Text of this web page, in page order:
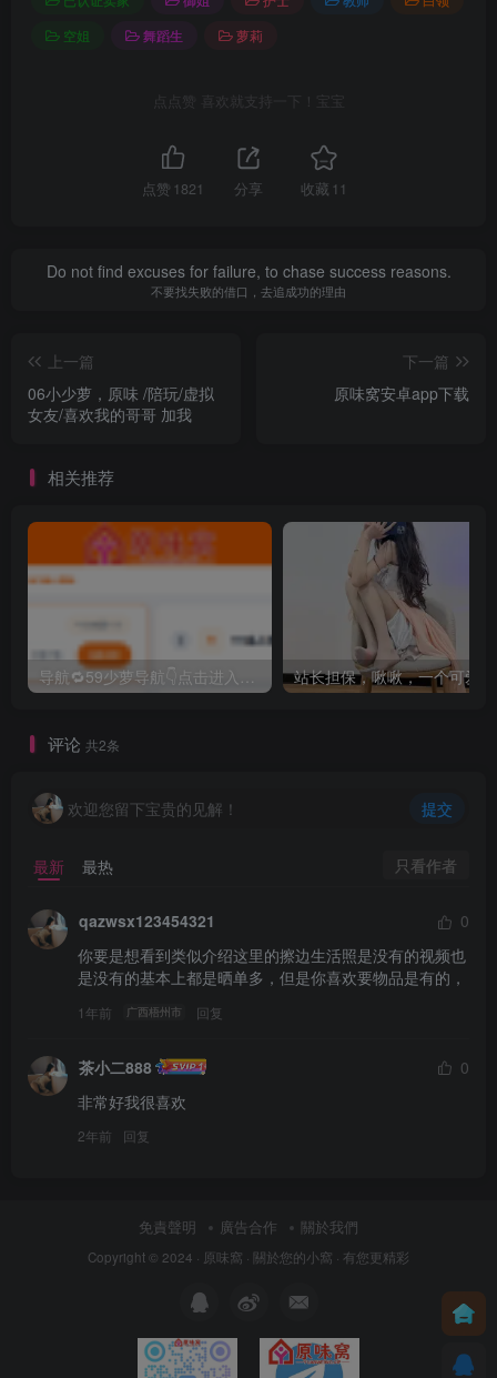
空姐
舞蹈生 萝莉
点点赞 喜欢就支持一下！宝宝
点赞 1821 分享 收藏 11
Do not find excuses for failure, to chase success reasons.
不要找失败的借口，去追成功的理由
上一篇
06小少萝，原味 /陪玩/虚拟
女友/喜欢我的哥哥 加我
下一篇
原味窝安卓app下载
相关推荐
导航🔁59少萝导航👇点击进入，查看更多你喜欢的兴趣网站
评论 共2条
欢迎您留下宝贵的见解！ 提交
最新 最热 只看作者
qazwsx123454321
0
你要是想看到类似介绍这里的擦边生活照是没有的视频也
是没有的基本上都是晒单多，但是你喜欢要物品是有的，
1年前 广西梧州市 回复
茶小二888
0
非常好我很喜欢
2年前 回复
免責聲明 廣告合作 關於我們
Copyright © 2024 · 原味窩 · 關於您的小窩 · 有您更精彩